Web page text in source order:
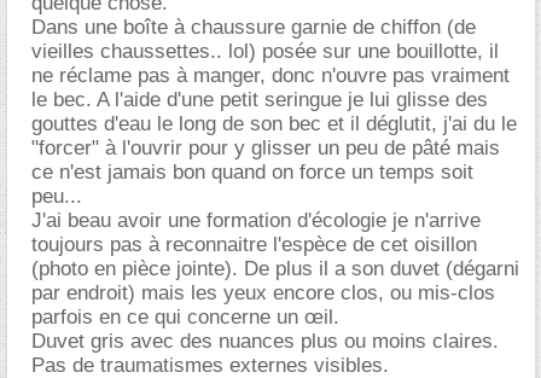
Dans une boîte à chaussure garnie de chiffon (de
vieilles chaussettes.. lol) posée sur une bouillotte, il
ne réclame pas à manger, donc n'ouvre pas vraiment
le bec. A l'aide d'une petit seringue je lui glisse des
gouttes d'eau le long de son bec et il déglutit, j'ai du le
"forcer" à l'ouvrir pour y glisser un peu de pâté mais
ce n'est jamais bon quand on force un temps soit
peu...
J'ai beau avoir une formation d'écologie je n'arrive
toujours pas à reconnaitre l'espèce de cet oisillon
(photo en pièce jointe). De plus il a son duvet (dégarni
par endroit) mais les yeux encore clos, ou mis-clos
parfois en ce qui concerne un œil.
Duvet gris avec des nuances plus ou moins claires.
Pas de traumatismes externes visibles.